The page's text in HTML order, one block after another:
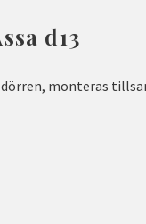
d13
monteras